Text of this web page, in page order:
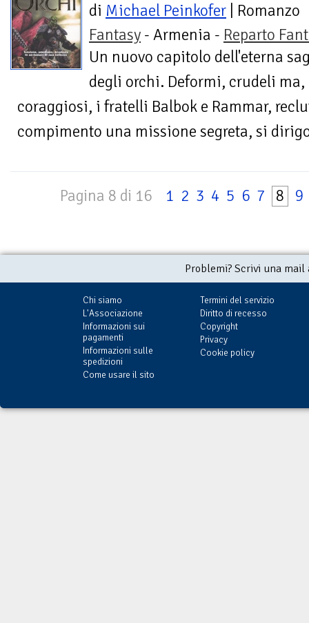
di Michael Peinkofer | Romanzo
Fantasy - Armenia - Reparto
Un nuovo capitolo dell'eterna
degli orchi. Deformi, crudeli
coraggiosi, i fratelli Balbok e Rammar,
compimento una missione segreta, si
Pagina 8 di 16 1 2 3 4 5 6 7 8 9
Problemi? Scrivi una
Chi siamo
L'Associazione
Informazioni sui
pagamenti
Informazioni sulle
spedizioni
Come usare il sito
Termini del servizio
Diritto di recesso
Copyright
Privacy
Cookie policy